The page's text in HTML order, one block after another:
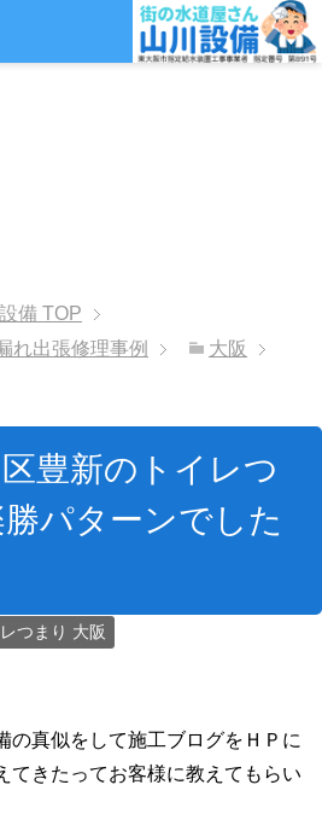
備 TOP
れ出張修理事例
大阪
豊新のトイレつ
パターンでした
レつまり 大阪
の真似をして施工ブログをＨＰに
てきたってお客様に教えてもらい